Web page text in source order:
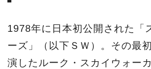
1978年に日本初公開された「
ーズ」（以下ＳＷ）。その最
演したルーク・スカイウォー